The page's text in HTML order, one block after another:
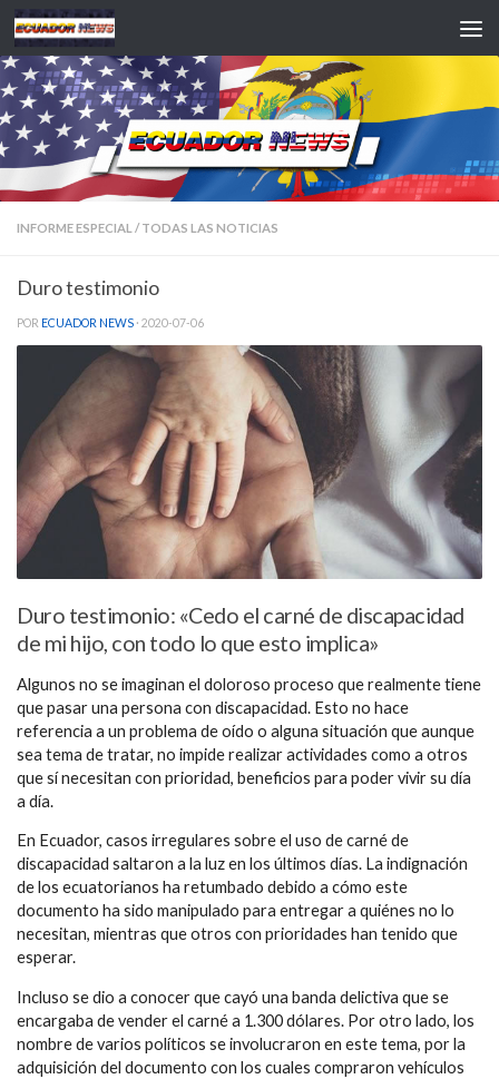
Saltar al contenido
INFORME ESPECIAL / TODAS LAS NOTICIAS
Duro testimonio
POR ECUADOR NEWS · 2020-07-06
Duro testimonio: «Cedo el carné de discapacidad
de mi hijo, con todo lo que esto implica»
Algunos no se imaginan el doloroso proceso que realmente tiene
que pasar una persona con discapacidad. Esto no hace
referencia a un problema de oído o alguna situación que aunque
sea tema de tratar, no impide realizar actividades como a otros
que sí necesitan con prioridad, beneficios para poder vivir su día
a día.
En Ecuador, casos irregulares sobre el uso de carné de
discapacidad saltaron a la luz en los últimos días. La indignación
de los ecuatorianos ha retumbado debido a cómo este
documento ha sido manipulado para entregar a quiénes no lo
necesitan, mientras que otros con prioridades han tenido que
esperar.
Incluso se dio a conocer que cayó una banda delictiva que se
encargaba de vender el carné a 1.300 dólares. Por otro lado, los
nombre de varios políticos se involucraron en este tema, por la
adquisición del documento con los cuales compraron vehículos